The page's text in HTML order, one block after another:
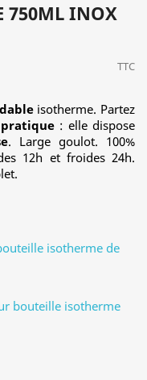
750ML INOX
TTC
isotherme. Partez
pratique: elle dispose
. Large goulot. 100%
12h et froides 24h.
isotherme de
bouteille isotherme